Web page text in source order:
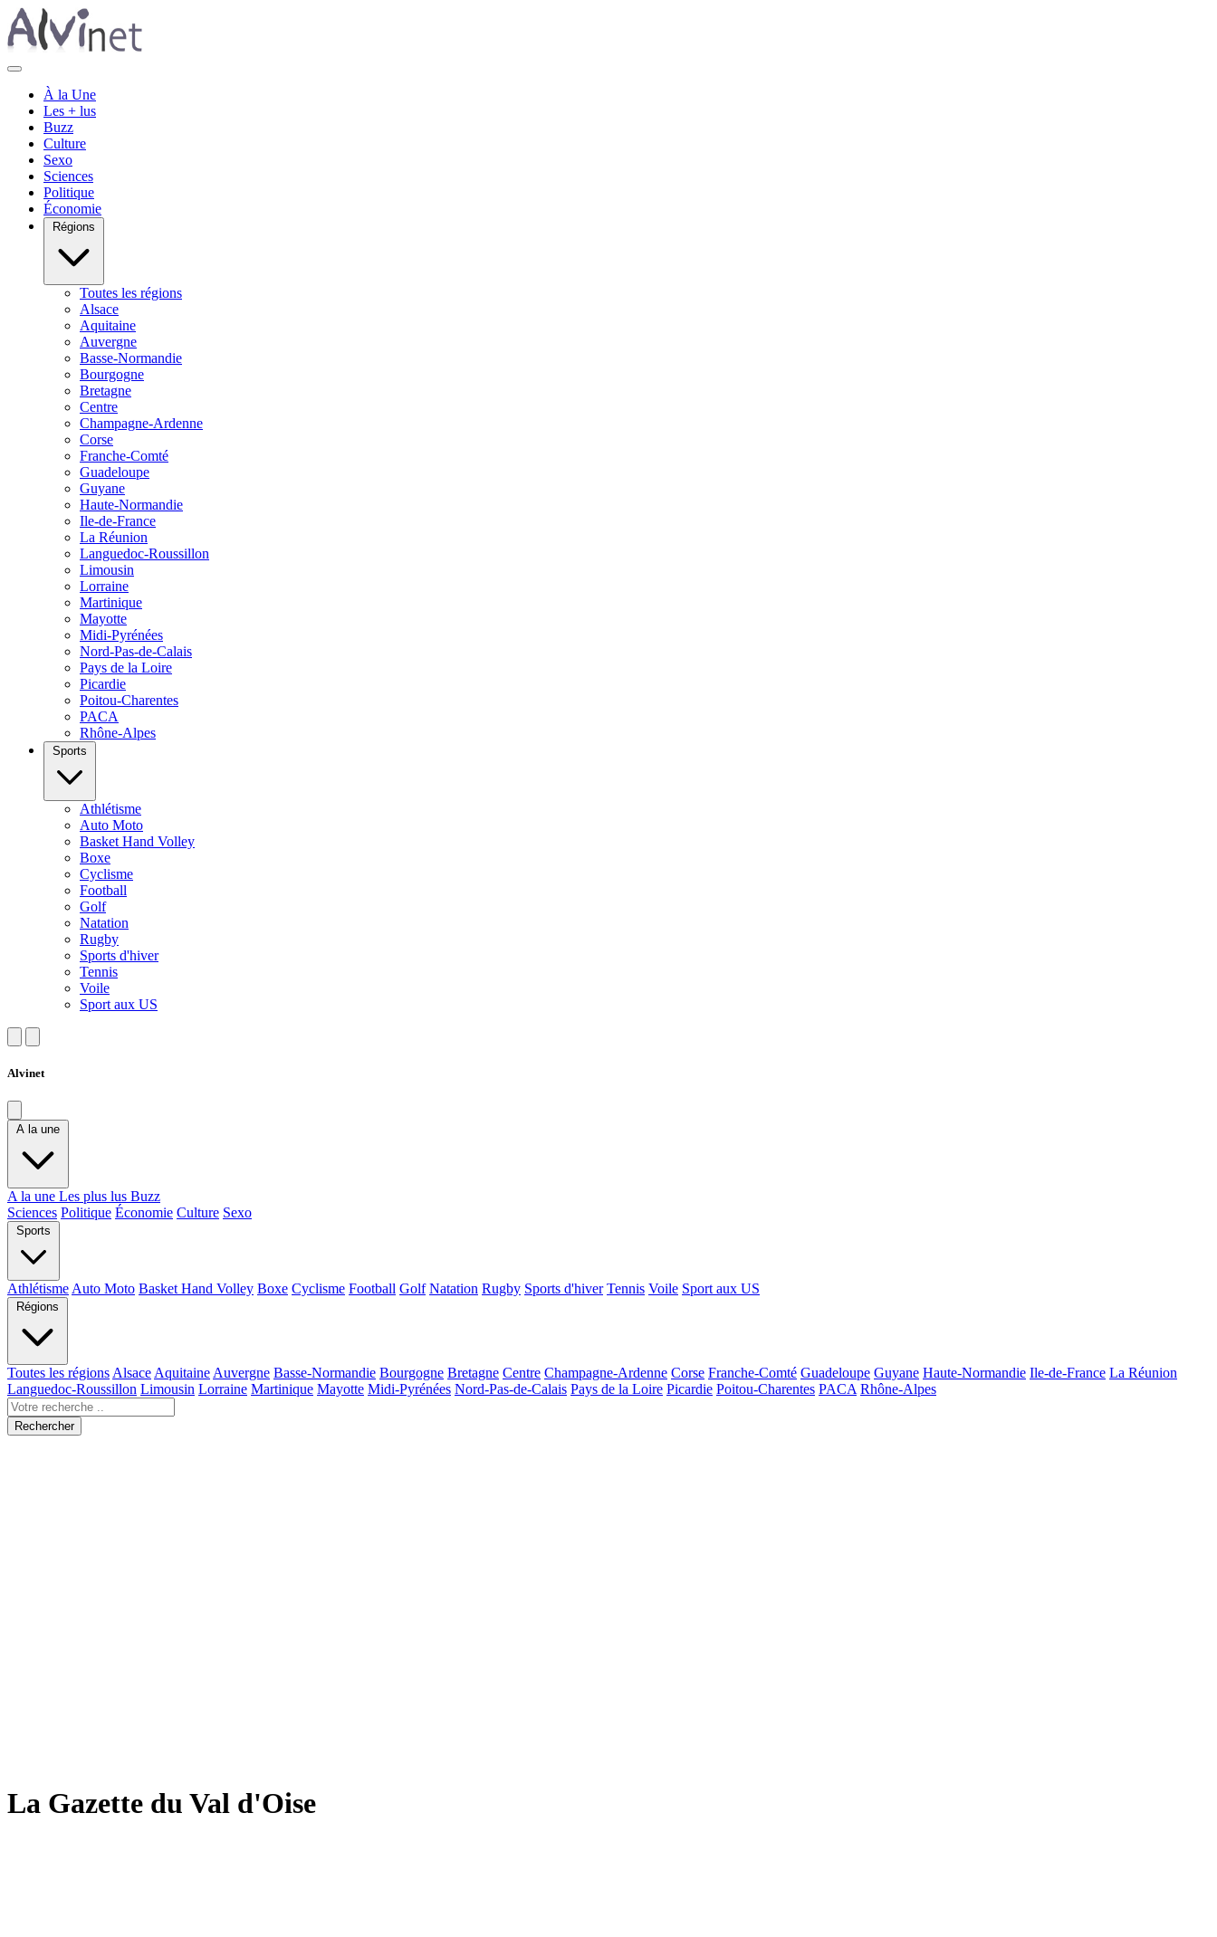
À la Une
Les + lus
Buzz
Culture
Sexo
Sciences
Politique
Économie
Régions
Toutes les régions
Alsace
Aquitaine
Auvergne
Basse-Normandie
Bourgogne
Bretagne
Centre
Champagne-Ardenne
Corse
Franche-Comté
Guadeloupe
Guyane
Haute-Normandie
Ile-de-France
La Réunion
Languedoc-Roussillon
Limousin
Lorraine
Martinique
Mayotte
Midi-Pyrénées
Nord-Pas-de-Calais
Pays de la Loire
Picardie
Poitou-Charentes
PACA
Rhône-Alpes
Sports
Athlétisme
Auto Moto
Basket Hand Volley
Boxe
Cyclisme
Football
Golf
Natation
Rugby
Sports d'hiver
Tennis
Voile
Sport aux US
Alvinet
A la une
A la une Les plus lus Buzz
Sciences Politique Économie Culture Sexo
Sports
Athlétisme Auto Moto Basket Hand Volley Boxe Cyclisme Football Golf Natation Rugby Sports d'hiver Tennis Voile Sport aux US
Régions
Toutes les régions Alsace Aquitaine Auvergne Basse-Normandie Bourgogne Bretagne Centre Champagne-Ardenne Corse Franche-Comté Guadeloupe Guyane Haute-Normandie Ile-de-France La Réunion
Languedoc-Roussillon Limousin Lorraine Martinique Mayotte Midi-Pyrénées Nord-Pas-de-Calais Pays de la Loire Picardie Poitou-Charentes PACA Rhône-Alpes
Rechercher
La Gazette du Val d'Oise